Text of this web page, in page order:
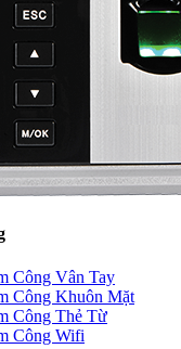
Công Vân Tay
Công Khuôn Mặt
Công Thẻ Từ
Công Wifi